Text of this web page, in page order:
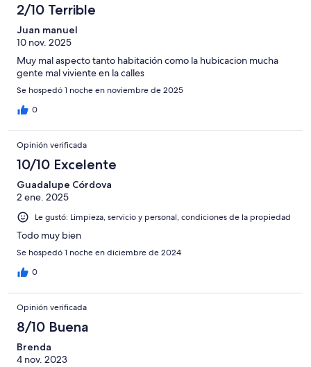
2/10 Terrible
Juan manuel
10 nov. 2025
Muy mal aspecto tanto habitación como la hubicacion mucha
gente mal viviente en la calles
Se hospedó 1 noche en noviembre de 2025
0
Opinión verificada
10/10 Excelente
Guadalupe Córdova
2 ene. 2025
Le gustó: Limpieza, servicio y personal, condiciones de la propiedad
Todo muy bien
Se hospedó 1 noche en diciembre de 2024
0
Opinión verificada
8/10 Buena
Brenda
4 nov. 2023